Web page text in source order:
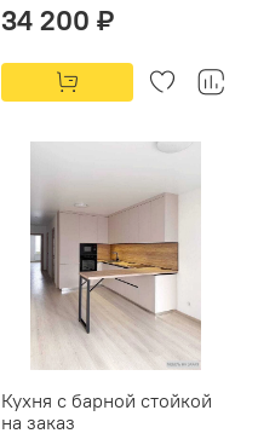
34 200 ₽
Кухня с барной стойкой
на заказ